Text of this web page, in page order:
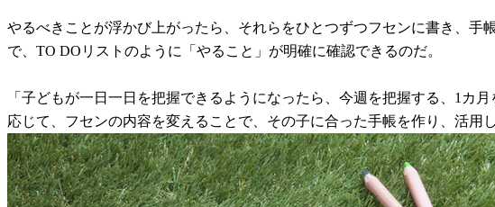
やるべきことが浮かび上がったら、それらをひとつずつフセンに書き、
で、TO DOリストのように「やること」が明確に確認できるのだ。
「子どもが一日一日を把握できるようになったら、今週を把握する、1
応じて、フセンの内容を変えることで、その子に合った手帳を作り、活用